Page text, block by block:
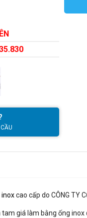
inoxcao cấp do CÔNG TY
giá làm bằng ống